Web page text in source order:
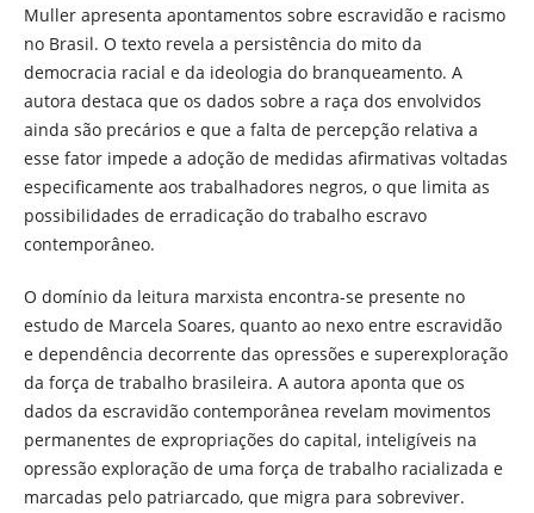
Muller apresenta apontamentos sobre escravidão e racismo
no Brasil. O texto revela a persistência do mito da
democracia racial e da ideologia do branqueamento. A
autora destaca que os dados sobre a raça dos envolvidos
ainda são precários e que a falta de percepção relativa a
esse fator impede a adoção de medidas afirmativas voltadas
especificamente aos trabalhadores negros, o que limita as
possibilidades de erradicação do trabalho escravo
contemporâneo.
O domínio da leitura marxista encontra-se presente no
estudo de Marcela Soares, quanto ao nexo entre escravidão
e dependência decorrente das opressões e superexploração
da força de trabalho brasileira. A autora aponta que os
dados da escravidão contemporânea revelam movimentos
permanentes de expropriações do capital, inteligíveis na
opressão exploração de uma força de trabalho racializada e
marcadas pelo patriarcado, que migra para sobreviver.